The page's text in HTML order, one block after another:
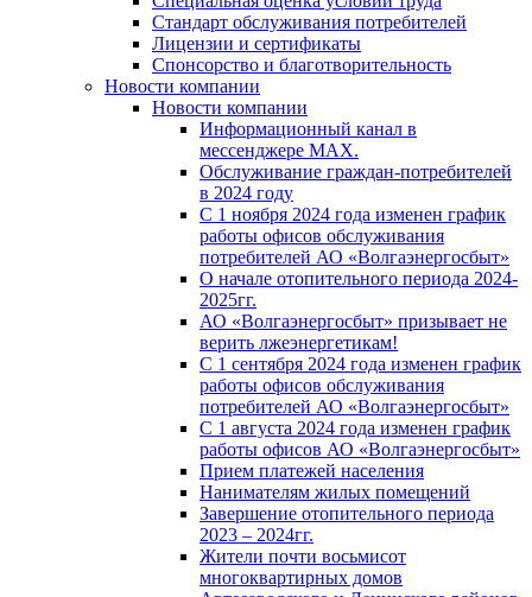
Стандарт обслуживания потребителей
Лицензии и сертификаты
Спонсорство и благотворительность
Новости компании
Новости компании
Информационный канал в
мессенджере MAX.
Обслуживание граждан-потребителей
в 2024 году
С 1 ноября 2024 года изменен график
работы офисов обслуживания
потребителей АО «Волгаэнергосбыт»
О начале отопительного периода 2024-
2025гг.
АО «Волгаэнергосбыт» призывает не
верить лжеэнергетикам!
С 1 сентября 2024 года изменен график
работы офисов обслуживания
потребителей АО «Волгаэнергосбыт»
С 1 августа 2024 года изменен график
работы офисов АО «Волгаэнергосбыт»
Прием платежей населения
Нанимателям жилых помещений
Завершение отопительного периода
2023 – 2024гг.
Жители почти восьмисот
многоквартирных домов